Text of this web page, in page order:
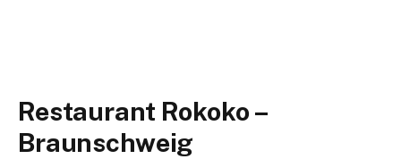
Restaurant Rokoko –
Braunschweig